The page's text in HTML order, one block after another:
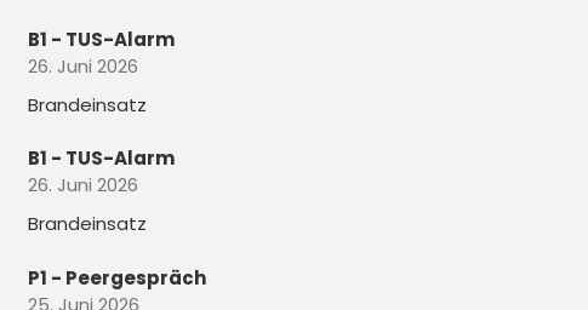
B1 - TUS-Alarm
26. Juni 2026
Brandeinsatz
B1 - TUS-Alarm
26. Juni 2026
Brandeinsatz
P1 - Peergespräch
25. Juni 2026